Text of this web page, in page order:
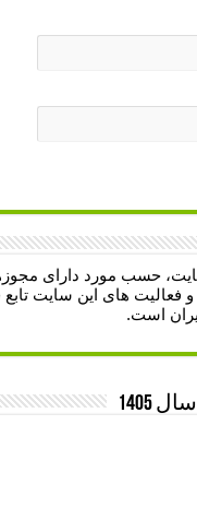
حسب مورد دارای
فعالیت های این سایت تابع
است.